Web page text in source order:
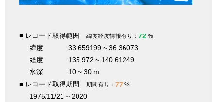
■ レコード取得範囲 緯度経度情報有り： 72 %
緯度
33.659199 ~ 36.36073
経度
135.972 ~ 140.61249
水深
10 ~ 30 m
■ レコード取得期間
期間有り： 77 %
1975/11/21 ~ 2020